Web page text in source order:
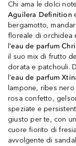
Chi ama le dolci
Aguilera Definition
bergamotto,
floreale di orchidea
l'eau de parfum
il suo mix di frutto
dorata e patchouli.
l'eau de parfum
lampone, ribes
rosa confetto,
speziate e
giusto per te, con
cuore fiorito di
avvolgente di